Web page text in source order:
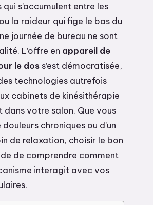
qui s’accumulent entre les
la raideur qui fige le bas du
journée de bureau ne sont
L’offre en appareil de
le dos s’est démocratisée,
technologies autrefois
cabinets de kinésithérapie
dans votre salon. Que vous
chroniques ou d’un
de relaxation, choisir le bon
de comprendre comment
interagit avec vos